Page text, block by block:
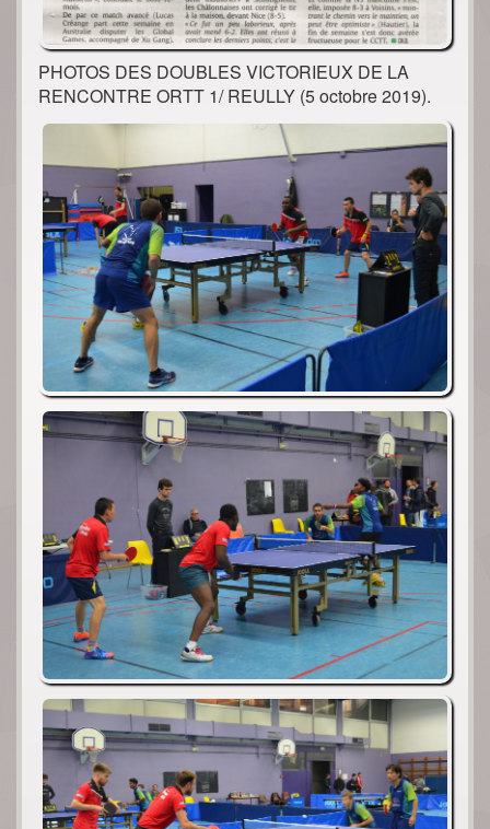
PHOTOS DES DOUBLES VICTORIEUX DE LA
RENCONTRE ORTT 1/ REULLY (5 octobre 2019).